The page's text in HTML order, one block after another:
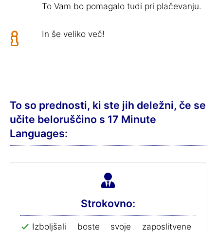
To Vam bo pomagalo tudi pri plačevanju.
In še veliko več!
To so prednosti, ki ste jih deležni, če se
učite beloruščino s 17 Minute
Languages:
Strokovno:
Izboljšali boste svoje zaposlitvene